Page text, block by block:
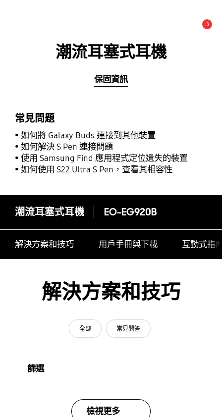
3
潮流耳塞式耳機
保固資訊
常見問題
如何將 Galaxy Buds 連接到其他裝置
如何解決 S Pen 連接問題
使用 Samsung Find 應用程式定位遺失的裝置
如何使用 S22 Ultra S Pen，查看其相容性
潮流耳塞式耳機 EO-EG920B
解決方案和技巧 用戶手冊與下載 互動式指
解決方案和技巧
全部 常見問答
篩選
檢視更多